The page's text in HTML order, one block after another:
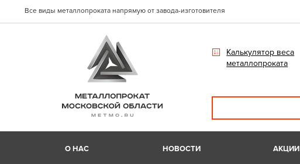
Все виды металлопроката напрямую от завода-изготовителя
Калькулятор веса
металлопроката
О НАС НОВОСТИ АКЦИИ